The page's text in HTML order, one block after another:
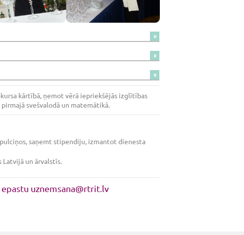
kārtībā, ņemot vērā iepriekšējās izglītības
svešvalodā un matemātikā.
saņemt stipendiju, izmantot dienesta
un ārvalstīs.
uznemsana@rtrit.lv